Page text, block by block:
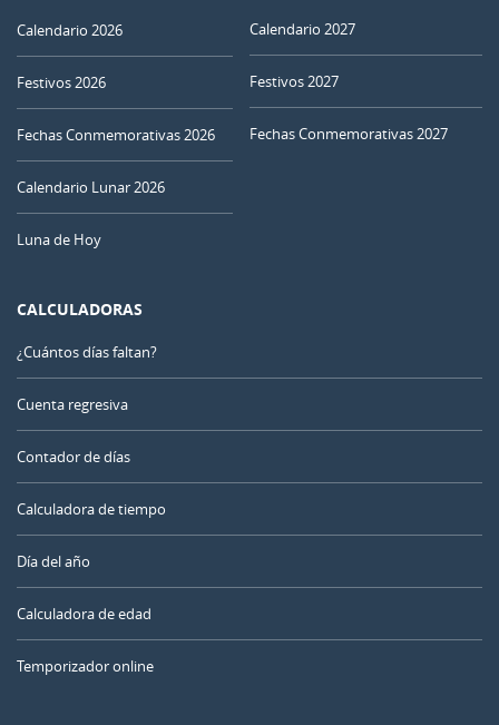
Calendario 2026
Festivos 2026
Fechas Conmemorativas 2026
Calendario Lunar 2026
Luna de Hoy
Calendario 2027
Festivos 2027
Fechas Conmemorativas 2027
CALCULADORAS
¿Cuántos días faltan?
Cuenta regresiva
Contador de días
Calculadora de tiempo
Día del año
Calculadora de edad
Temporizador online